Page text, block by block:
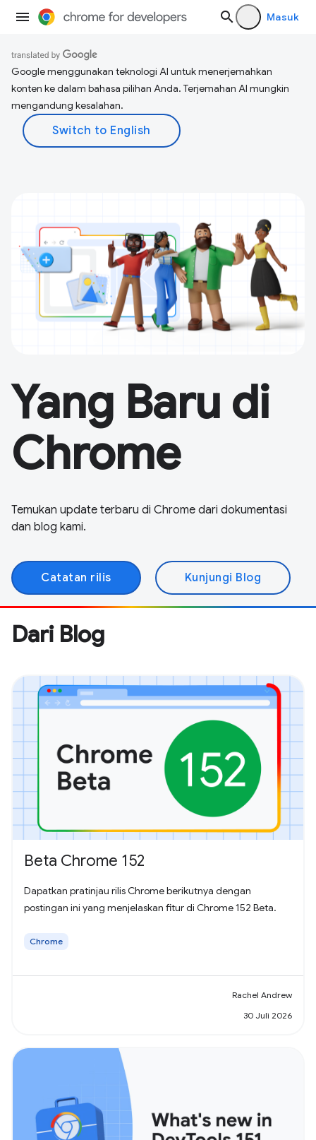
Masuk
Google menggunakan teknologi AI untuk menerjemahkan
konten ke dalam bahasa pilihan Anda. Terjemahan AI mungkin
mengandung kesalahan.
Yang Baru di
Chrome
Temukan update terbaru di Chrome dari dokumentasi
dan blog kami.
Catatan rilis Kunjungi Blog
Dari Blog
Beta Chrome 152
Dapatkan pratinjau rilis Chrome berikutnya dengan
postingan ini yang menjelaskan fitur di Chrome 152 Beta.
Chrome
Rachel Andrew
30 Juli 2026